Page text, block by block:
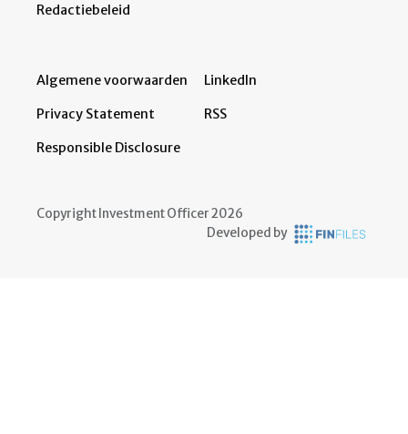
Redactiebeleid
Algemene voorwaarden
Privacy Statement
Responsible Disclosure
LinkedIn
RSS
Copyright Investment Officer 2026
Developed by